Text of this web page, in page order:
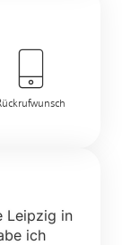
Leipzig in
ich